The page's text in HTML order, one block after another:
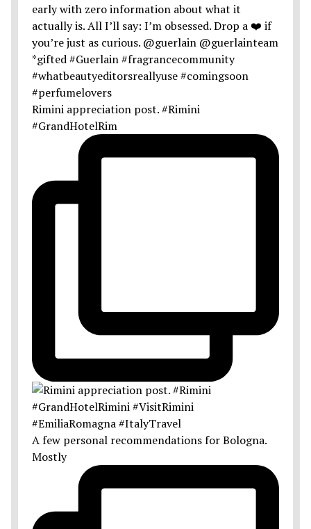
Rimini appreciation post. #Rimini
#GrandHotelRim
A few personal recommendations for Bologna.
Mostly